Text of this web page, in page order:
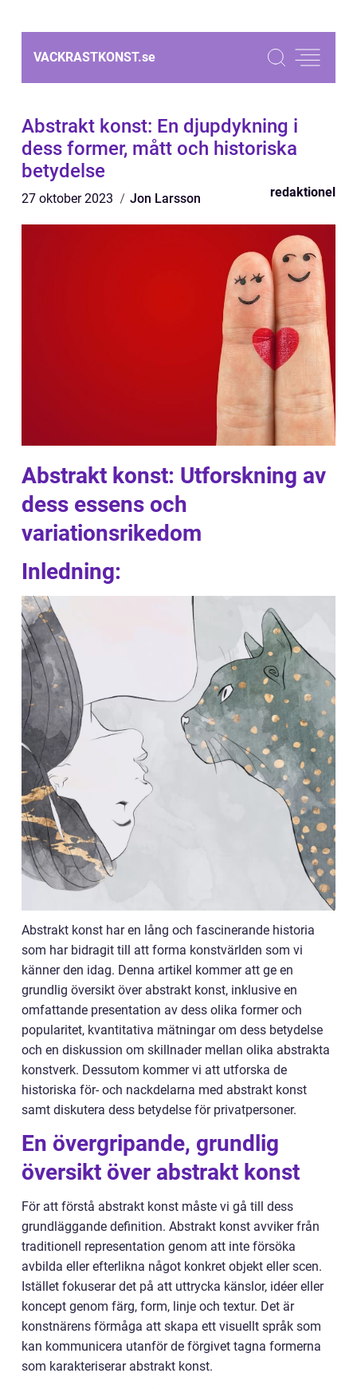
VACKRASTKONST.se
Abstrakt konst: En djupdykning i
dess former, mått och historiska
betydelse
27 oktober 2023 Jon Larsson redaktionel
Abstrakt konst: Utforskning av
dess essens och
variationsrikedom
Inledning:
Abstrakt konst har en lång och fascinerande historia
som har bidragit till att forma konstvärlden som vi
känner den idag. Denna artikel kommer att ge en
grundlig översikt över abstrakt konst, inklusive en
omfattande presentation av dess olika former och
popularitet, kvantitativa mätningar om dess betydelse
och en diskussion om skillnader mellan olika abstrakta
konstverk. Dessutom kommer vi att utforska de
historiska för- och nackdelarna med abstrakt konst
samt diskutera dess betydelse för privatpersoner.
En övergripande, grundlig
översikt över abstrakt konst
För att förstå abstrakt konst måste vi gå till dess
grundläggande definition. Abstrakt konst avviker från
traditionell representation genom att inte försöka
avbilda eller efterlikna något konkret objekt eller scen.
Istället fokuserar det på att uttrycka känslor, idéer eller
koncept genom färg, form, linje och textur. Det är
konstnärens förmåga att skapa ett visuellt språk som
kan kommunicera utanför de förgivet tagna formerna
som karakteriserar abstrakt konst.